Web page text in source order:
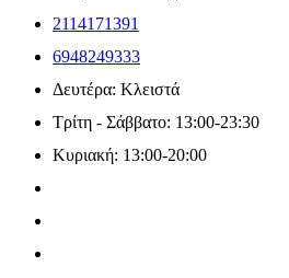
2114171391
6948249333
Δευτέρα: Κλειστά
Τρίτη - Σάββατο: 13:00-23:30
Κυριακή: 13:00-20:00